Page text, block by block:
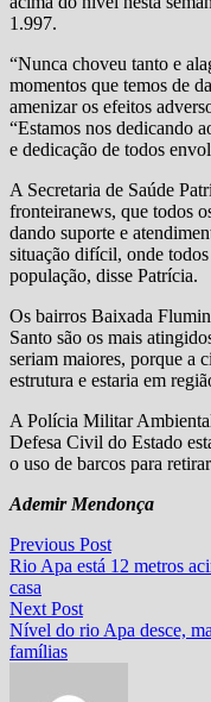
1.997.
“Nunca choveu tanto e
momentos que temos de
amenizar os efeitos
“Estamos nos dedicando
e dedicação de todos
A Secretaria de Saúde
fronteiranews, que todos
dando suporte e
situação difícil, onde
população, disse Patrícia.
Os bairros Baixada
Santo são os mais
seriam maiores, porque a
estrutura e estaria em
A Polícia Militar
Defesa Civil do Estado
o uso de barcos para
Ademir Mendonça
Navegação
de
Post
Previous PostPrevious
post:
Rio Apa está 12 metros
casa
Next PostNext
post:
Nível do rio Apa desce,
famílias